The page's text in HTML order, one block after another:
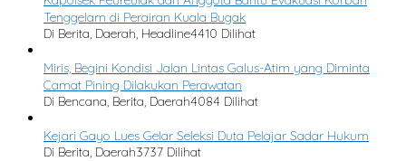
Tenggelam di Perairan Kuala Bugak
Di Berita, Daerah, Headline4410 Dilihat
Miris, Begini Kondisi Jalan Lintas Galus-Atim yang Diminta
Camat Pining Dilakukan Perawatan
Di Bencana, Berita, Daerah4084 Dilihat
Kejari Gayo Lues Gelar Seleksi Duta Pelajar Sadar Hukum
Di Berita, Daerah3737 Dilihat